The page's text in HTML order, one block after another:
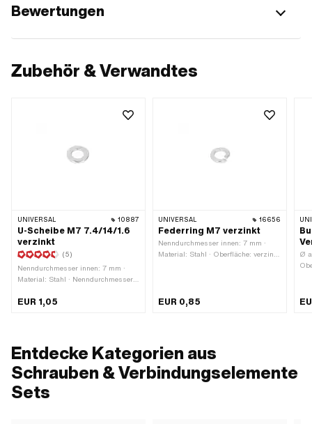
Bewertungen
Zubehör & Verwandtes
UNIVERSAL 10887
U-Scheibe M7 7.4/14/1.6
verzinkt
(5)
Nenndurchmesser innen: 7 mm ·
Material: Stahl · Nenndurchmesser
verzinkt (blau) · Gewindegrösse: M7
EUR 1,05
UNIVERSAL 16656
Federring M7 verzinkt
Nenndurchmesser innen: 7 mm ·
Material: Stahl · Oberfläche: verzinkt
16407, 3107
EUR 0,85
Ø
Entdecke Kategorien aus
Schrauben & Verbindungselemente
Sets